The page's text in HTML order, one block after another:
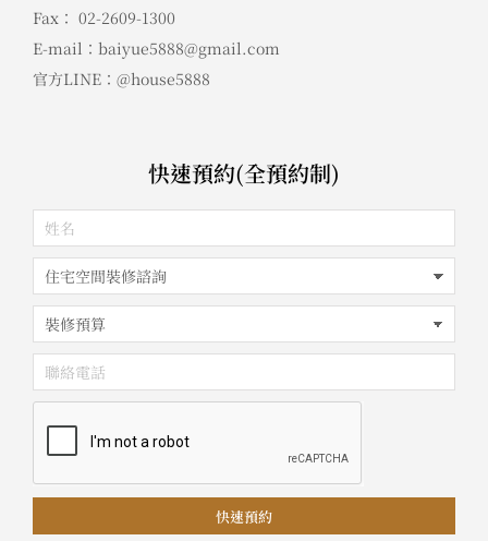
Fax： 02-2609-1300
E-mail：baiyue5888@gmail.com
官方LINE：@house5888
快速預約(全預約制)
快速預約